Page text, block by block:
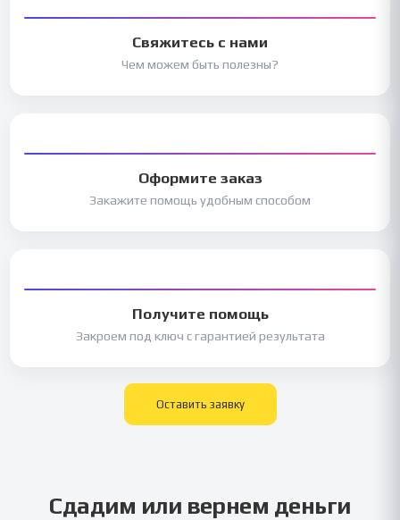
Свяжитесь с нами
Чем можем быть полезны?
Оформите заказ
Закажите помощь удобным способом
Получите помощь
Закроем под ключ с гарантией результата
Оставить заявку
Сдадим или вернем деньги